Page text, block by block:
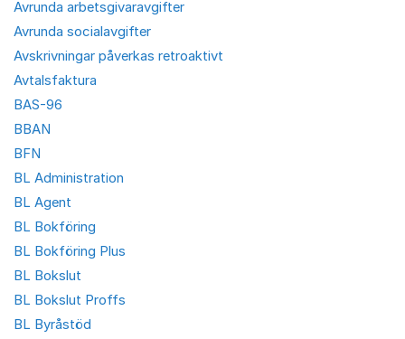
Avrunda arbetsgivaravgifter
Avrunda socialavgifter
Avskrivningar påverkas retroaktivt
Avtalsfaktura
BAS-96
BBAN
BFN
BL Administration
BL Agent
BL Bokföring
BL Bokföring Plus
BL Bokslut
BL Bokslut Proffs
BL Byråstöd